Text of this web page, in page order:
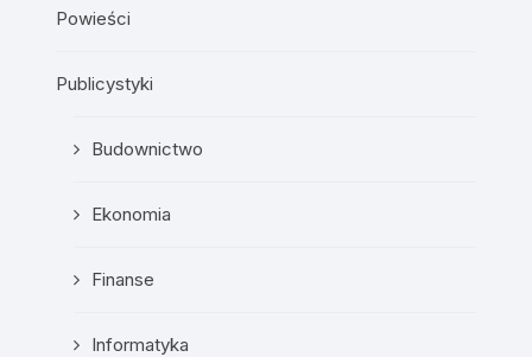
Powieści
Publicystyki
Budownictwo
Ekonomia
Finanse
Informatyka